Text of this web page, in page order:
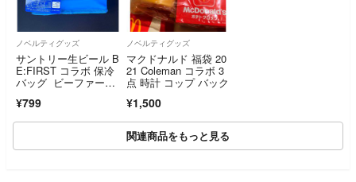
ノベルティグッズ
サントリー生ビール B
E:FIRST コラボ 保冷
バッグ ビーファース
¥799
ノベルティグッズ
マクドナルド 福袋 20
21 Coleman コラボ 3
点 時計 コップ バック
¥1,500
関連商品をもっと見る